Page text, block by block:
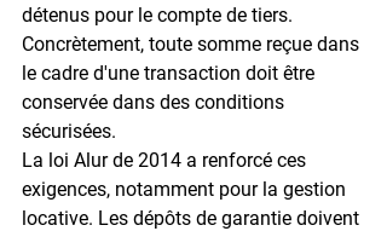
détenus pour le compte de tiers.
Concrètement, toute somme reçue dans
le cadre d'une transaction doit être
conservée dans des conditions
sécurisées.
La loi Alur de 2014 a renforcé ces
exigences, notamment pour la gestion
locative. Les dépôts de garantie doivent